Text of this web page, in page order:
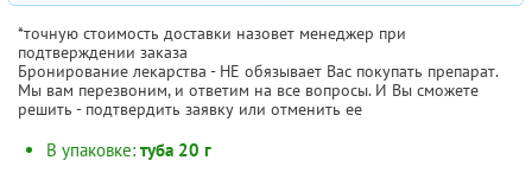
*точную стоимость доставки назовет менеджер при
подтверждении заказа
Бронирование лекарства - НЕ обязывает Вас покупать препарат.
Мы вам перезвоним, и ответим на все вопросы. И Вы сможете
решить - подтвердить заявку или отменить ее
В упаковке: туба 20 г